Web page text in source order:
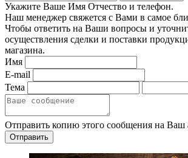
Укажите Ваше Имя Отчество и телефон.
Наш менеджер свяжется с Вами в самое
Чтобы ответить на Ваши вопросы и
осуществления сделки и поставки
магазина.
Имя
E-mail
Тема
Отправить копию этого сообщения на Ваш